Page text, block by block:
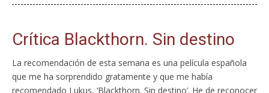
Crítica Blackthorn. Sin destino
La recomendación de esta semana es una película española
que me ha sorprendido gratamente y que me había
recomendado Lukus, ‘Blackthorn. Sin destino’. He de reconocer